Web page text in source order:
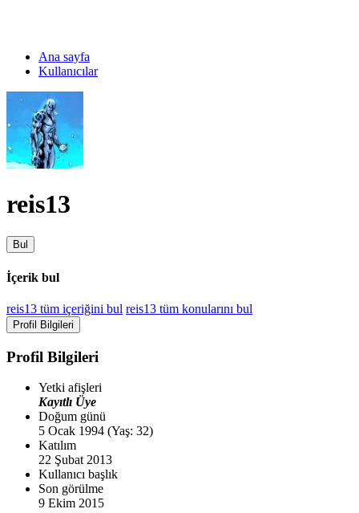
Ana sayfa
Kullanıcılar
reis13
Bul
İçerik bul
reis13 tüm içeriğini bul reis13 tüm konularını bul
Profil Bilgileri
Profil Bilgileri
Yetki afişleri
Kayıtlı Üye
Doğum günü
5 Ocak 1994 (Yaş: 32)
Katılım
22 Şubat 2013
Kullanıcı başlık
Son görülme
9 Ekim 2015